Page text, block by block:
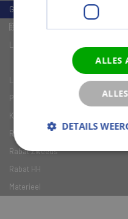
Glaslatten Meranti
Kozijn- en Raamhout
Lijstwerk
Lijstwerk Vuren
Plinten
Koplatten
Rabat GG
Rabat Zweeds
Rabat HH
Materieel
ALLES
DETAILS